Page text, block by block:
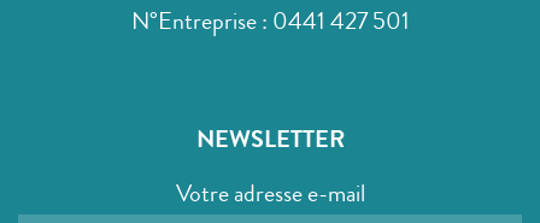
N°Entreprise : 0441 427 501
NEWSLETTER
Votre adresse e-mail